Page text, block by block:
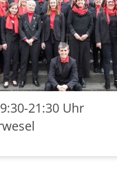
21:30 Uhr